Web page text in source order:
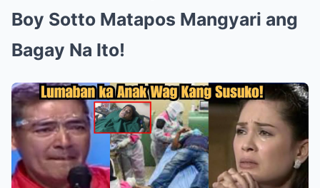
Boy Sotto Matapos Mangyari ang
Bagay Na Ito!